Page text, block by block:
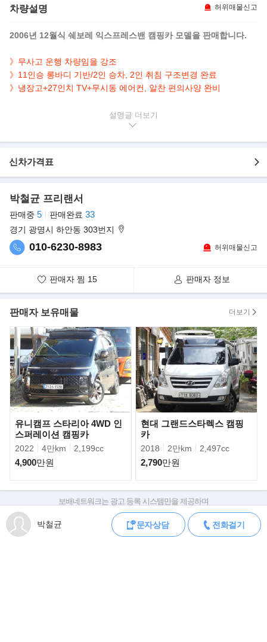
차량설명 허위매물신고
2006년 12월식 쉐보레 익스프레스밴 캠핑카 모델을 판매합니다.
》무사고 운행 차량임을 강조
》11인승 롱바디 기반/2인 승차, 2인 취침 구조변경 완료
》냉장고+27인치 TV+무시동 에어컨, 알찬 편의사양 완비
- 세련된 실버 바디
- 2인 승차, 2인 취침 구조변경
- 레저, 캠핑, 차박용으로 안성맞춤
▶강조 내역
- 11인승 롱바디 기반
- 2인 승차, 2인 취침 정식 구조변경
- 1년 세금 65,000원
- 차량 하체 등.. 700만원 정비(내역서 보유), 체크 불 뜨는 거 없습
니다.
- 인버터 600A
- 주행충전기 60A
- 한전충전기 50A
- 27인치 TV(미러링 연동)
- 138L DC 냉장고
- 무시동 히터 5K, 무시동 DC 에어컨
- 자작 코팅목 목작업
- 전자렌지, 익덕션
- 외부샤워기, 씽크
- 2.6m 전동 어닝
- 태양광 330W 강화 패널
- 요트 플로어
- 청수 100L
▶쉐보레 익스프레스 밴..
설명글
신차가격표
박철균 프리랜서
판매중 5 판매완료 33
경기 광명시 하안동 303번지
010-6230-8983 허위매물신고
판매자 찜 15 판매자 정보
판매자 보유매물 더보기
유니캠프 스타리아 4WD 인
스퍼레이션 캠핑카
2022 4만km 2,199cc
4,900만원
현대 그랜드스타렉스 캠핑
카
2018 2만km 2,497cc
2,790만원
박철균 문자상담 전화걸기
보배네트워크는 광고 등록 시스템만을 제공하며
판매자가 직접 등록한 내용에 대한 모든 책임은 판매자에게 있습니다.
차량 구매 시 차량등록증, 성능점검기록부, 실제 차량 상태,
차대번호 조회로 직접 정보를 확인하세요.